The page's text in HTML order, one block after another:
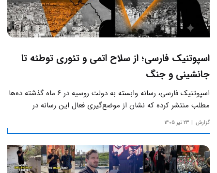
اسپوتنیک فارسی؛ از سلاح اتمی و تئوری توطئه تا
جانشینی و جنگ
اسپوتنیک فارسی، رسانه وابسته به دولت روسیه در ۶ ماه گذشته ده‌ها
مطلب منتشر کرده که نشان از موضع‌گیری فعال این رسانه‌ در
حساس‌ترین مسائل چالش‌های داخلی ایران دارد.
گزارش ۲۳ تیر ۱۴۰۵